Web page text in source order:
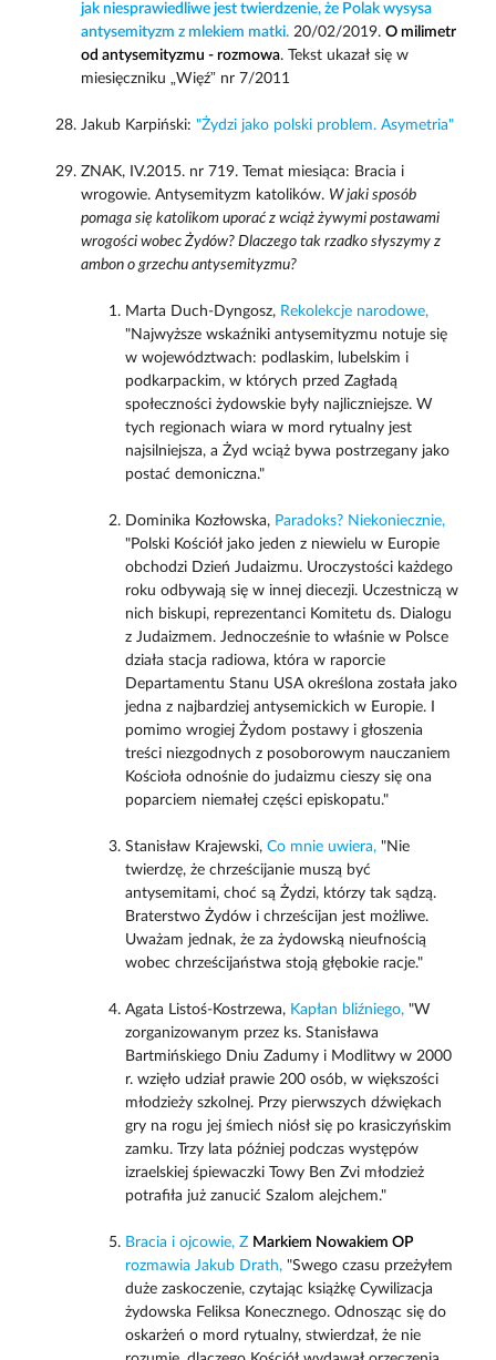
jak niesprawiedliwe jest twierdzenie, że Polak wysysa
antysemityzm z mlekiem matki.20/02/2019. O milimetr
od antysemityzmu - rozmowa. Tekst ukazał się w
miesięczniku „Więź” nr 7/2011
Jakub Karpiński: "Żydzi jako polski problem. Asymetria"
ZNAK, IV.2015. nr 719. Temat miesiąca: Bracia i
wrogowie. Antysemityzm katolików. W jaki sposób
pomaga się katolikom uporać z wciąż żywymi postawami
wrogości wobec Żydów? Dlaczego tak rzadko słyszymy z
ambon o grzechu antysemityzmu?
Marta Duch-Dyngosz, Rekolekcje narodowe,
"Najwyższe wskaźniki antysemityzmu notuje się
w województwach: podlaskim, lubelskim i
podkarpackim, w których przed Zagładą
społeczności żydowskie były najliczniejsze. W
tych regionach wiara w mord rytualny jest
najsilniejsza, a Żyd wciąż bywa postrzegany jako
postać demoniczna."
Dominika Kozłowska, Paradoks? Niekoniecznie,
"Polski Kościół jako jeden z niewielu w Europie
obchodzi Dzień Judaizmu. Uroczystości każdego
roku odbywają się w innej diecezji. Uczestniczą w
nich biskupi, reprezentanci Komitetu ds. Dialogu
z Judaizmem. Jednocześnie to właśnie w Polsce
działa stacja radiowa, która w raporcie
Departamentu Stanu USA określona została jako
jedna z najbardziej antysemickich w Europie. I
pomimo wrogiej Żydom postawy i głoszenia
treści niezgodnych z posoborowym nauczaniem
Kościoła odnośnie do judaizmu cieszy się ona
poparciem niemałej części episkopatu."
Stanisław Krajewski, Co mnie uwiera,"Nie
twierdzę, że chrześcijanie muszą być
antysemitami, choć są Żydzi, którzy tak sądzą.
Braterstwo Żydów i chrześcijan jest możliwe.
Uważam jednak, że za żydowską nieufnością
wobec chrześcijaństwa stoją głębokie racje."
Agata Listoś-Kostrzewa, Kapłan bliźniego, "W
zorganizowanym przez ks. Stanisława
Bartmińskiego Dniu Zadumy i Modlitwy w 2000
r. wzięło udział prawie 200 osób, w większości
młodzieży szkolnej. Przy pierwszych dźwiękach
gry na rogu jej śmiech niósł się po krasiczyńskim
zamku. Trzy lata później podczas występów
izraelskiej śpiewaczki Towy Ben Zvi młodzież
potrafiła już zanucić Szalom alejchem."
Bracia i ojcowie, Z Markiem Nowakiem OP
rozmawia Jakub Drath, "Swego czasu przeżyłem
duże zaskoczenie, czytając książkę Cywilizacja
żydowska Feliksa Konecznego. Odnosząc się do
oskarżeń o mord rytualny, stwierdzał, że nie